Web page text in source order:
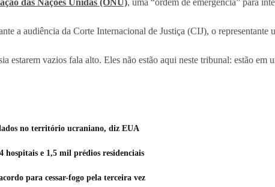
das Nações Unidas (ONU), uma “ordem de emergência” para
a audiência da Corte Internacional de Justiça (CIJ), o
estarem vazios fala alto. Eles não estão aqui neste tribunal: estão
no território ucraniano, diz EUA
hospitais e 1,5 mil prédios residenciais
para cessar-fogo pela terceira vez